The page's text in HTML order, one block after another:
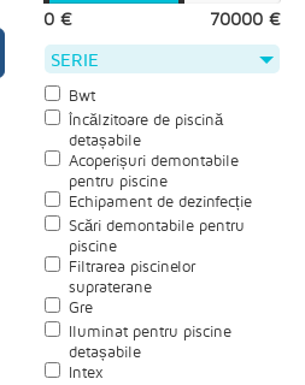
0 € 70000 €
SERIE
Bwt
Încălzitoare de piscină
detașabile
Acoperișuri demontabile
pentru piscine
Echipament de dezinfecție
Scări demontabile pentru
piscine
Filtrarea piscinelor
supraterane
Gre
Iluminat pentru piscine
detașabile
Intex